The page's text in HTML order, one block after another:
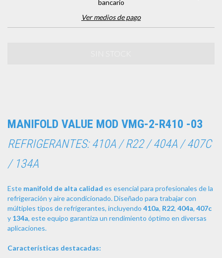
bancario
Ver medios de pago
MANIFOLD VALUE MOD VMG-2-R410 -03
REFRIGERANTES: 410A / R22 / 404A / 407C
/ 134A
Este manifold de alta calidad es esencial para profesionales de la
refrigeración y aire acondicionado. Diseñado para trabajar con
múltiples tipos de refrigerantes, incluyendo 410a, R22, 404a, 407c
y 134a, este equipo garantiza un rendimiento óptimo en diversas
aplicaciones.
Características destacadas: